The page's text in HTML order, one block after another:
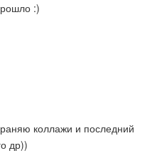
:)
коллажи и последний
др))